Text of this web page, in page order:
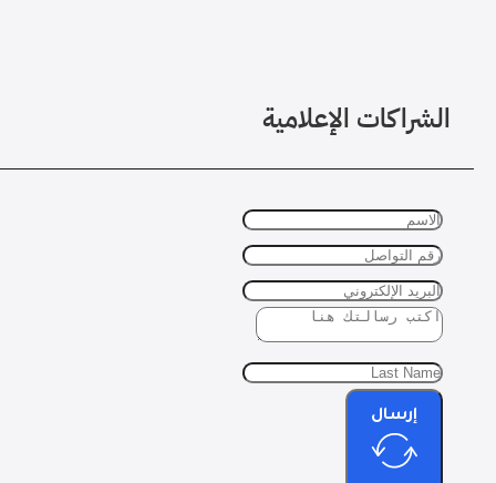
الشراكات الإعلامية
إرسال